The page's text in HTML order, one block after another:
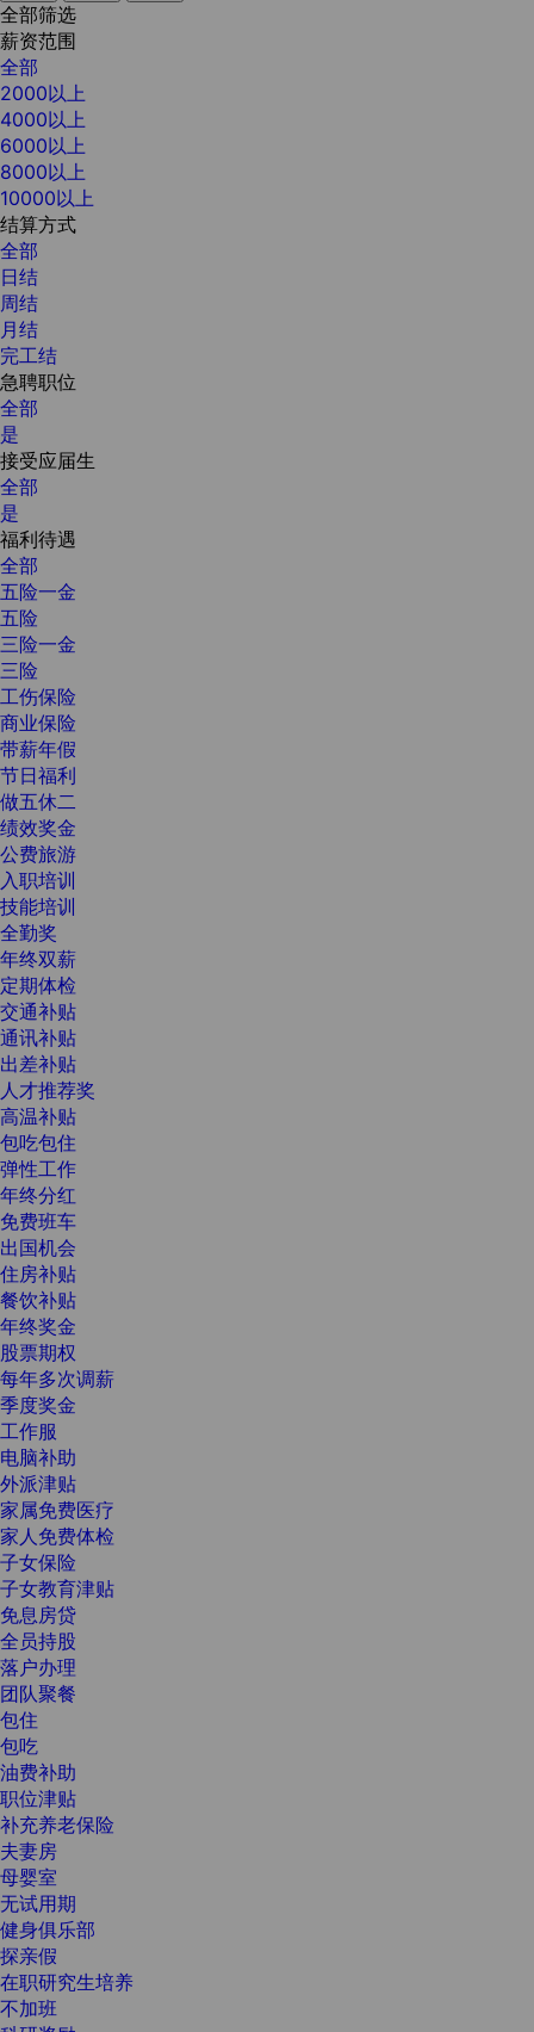
全部筛选
薪资范围
全部
2000以上
4000以上
6000以上
8000以上
10000以上
结算方式
全部
日结
周结
月结
完工结
急聘职位
全部
是
接受应届生
全部
是
福利待遇
全部
五险一金
五险
三险一金
三险
工伤保险
商业保险
带薪年假
节日福利
做五休二
绩效奖金
公费旅游
入职培训
技能培训
全勤奖
年终双薪
定期体检
交通补贴
通讯补贴
出差补贴
人才推荐奖
高温补贴
包吃包住
弹性工作
年终分红
免费班车
出国机会
住房补贴
餐饮补贴
年终奖金
股票期权
每年多次调薪
季度奖金
工作服
电脑补助
外派津贴
家属免费医疗
家人免费体检
子女保险
子女教育津贴
免息房贷
全员持股
落户办理
团队聚餐
包住
包吃
油费补助
职位津贴
补充养老保险
夫妻房
母婴室
无试用期
健身俱乐部
探亲假
在职研究生培养
不加班